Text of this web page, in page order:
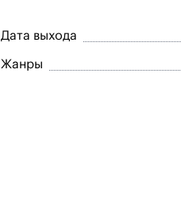
Дата выхода
Жанры